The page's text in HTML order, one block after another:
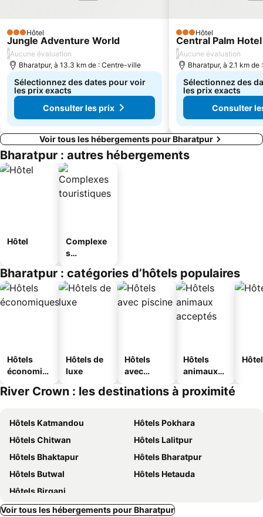
3 Étoiles
Hôtel
Jungle Adventure World
/Aucune évaluation
Bharatpur, à 13.3 km de : Centre-ville
Sélectionnez des dates pour voir
les prix exacts
Consulter les prix
3 Étoiles
Hôtel
Central Palm Hotel
/Aucune évaluation
Bharatpur, à 2.1 km
Sélectionnez des
les prix exacts
Consulter
Voir tous les hébergements pour Bharatpur
Bharatpur : autres hébergements
Hôtel
Complexe
s
s
Bharatpur : catégories d’hôtels populaires
Hôtels
économiq
Hôtels de
luxe
Hôtels
avec
Hôtels
animaux
River Crown : les destinations à proximité
Hôtels Katmandou
Hôtels Pokhara
Hôtels Chitwan
Hôtels Lalitpur
Hôtels Bhaktapur
Hôtels Bharatpur
Hôtels Butwal
Hôtels Hetauda
Hôtels Birganj
Voir tous les hébergements pour Bharatpur